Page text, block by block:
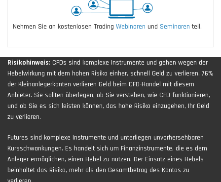
Nehmen Sie an kostenlosen Trading Webinaren und Seminaren teil.
Risikohinweis: CFDs sind komplexe Instrumente und gehen wegen der
Hebelwirkung mit dem hohen Risiko einher, schnell Geld zu verlieren. 76%
der Kleinanlegerkonten verlieren Geld beim CFD-Handel mit diesem
Anbieter. Sie sollten überlegen, ob Sie verstehen, wie CFD funktionieren,
und ob Sie es sich leisten können, das hohe Risiko einzugehen, Ihr Geld
zu verlieren.
Futures sind komplexe Instrumente und unterliegen unvorhersehbaren
Kursschwankungen. Es handelt sich um Finanzinstrumente, die es dem
Anleger ermöglichen, einen Hebel zu nutzen. Der Einsatz eines Hebels
beinhaltet das Risiko, mehr als den Gesamtbetrag des Kontos zu